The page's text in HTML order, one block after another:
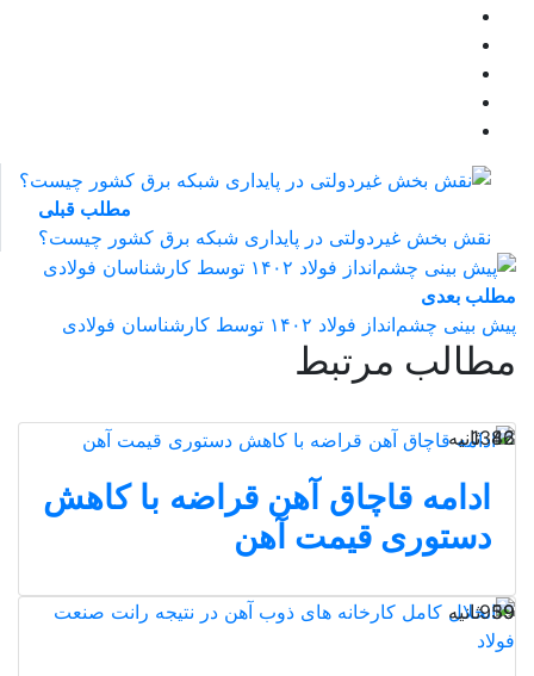
مطلب قبلی
نقش‌ بخش غیردولتی در پایداری شبکه برق کشور چیست؟
مطلب بعدی
پیش بینی چشم‌انداز فولاد ۱۴۰۲ توسط کارشناسان فولادی
مطالب مرتبط
42 ثانیه
1386
ادامه قاچاق آهن قراضه با کاهش
دستوری قیمت آهن
39 ثانیه
959